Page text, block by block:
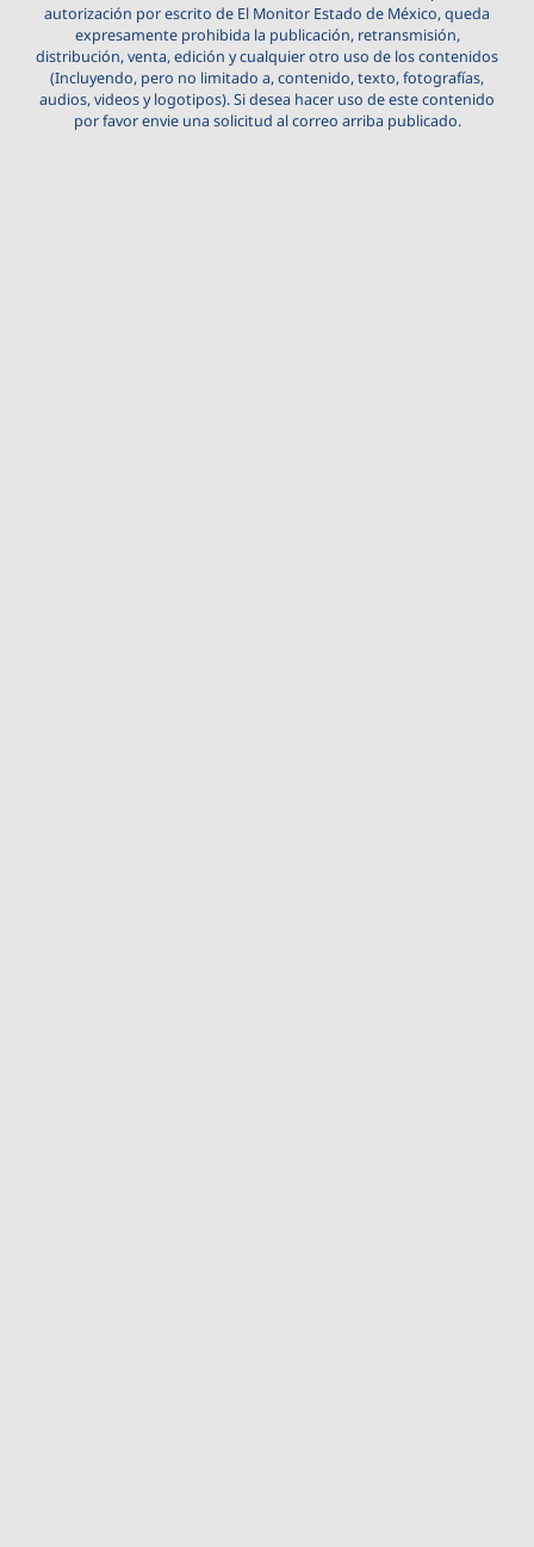
autorización por escrito de El Monitor Estado de México, queda
expresamente prohibida la publicación, retransmisión,
distribución, venta, edición y cualquier otro uso de los contenidos
(Incluyendo, pero no limitado a, contenido, texto, fotografías,
audios, videos y logotipos). Si desea hacer uso de este contenido
por favor envie una solicitud al correo arriba publicado.